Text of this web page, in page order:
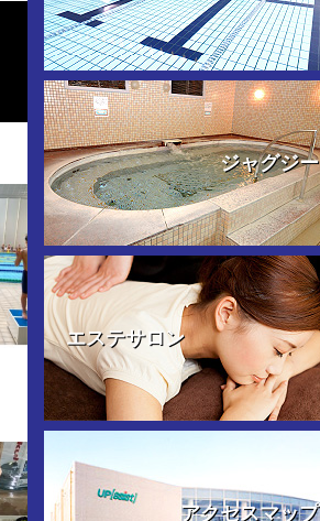
ジャグジー
エステサロン
アクセスマップ